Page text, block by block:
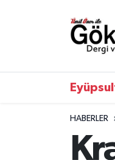
HABERLER
Anne Çocuk
Eyüpsultan
Tüm Manşetler